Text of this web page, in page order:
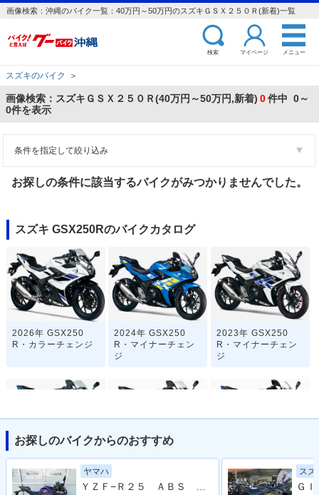
画像検索：沖縄のバイク一覧：40万円～50万円のスズキＧＳＸ２５０Ｒ(新着)一覧
検索 マイページ メニュー
スズキのバイク ＞
画像検索：スズキＧＳＸ２５０Ｒ(40万円～50万円,新着) 0件中 0～
0件を表示
条件を指定して絞り込み
お探しの条件に該当するバイクがみつかりませんでした。
スズキ GSX250Rのバイクカタログ
2026年 GSX250
R・カラーチェンジ
2024年 GSX250
R・マイナーチェン
ジ
2023年 GSX250
R・マイナーチェン
ジ
2021年 GSX250R A
BS・追加
R・カラーチェンジ
お探しのバイクからのおすすめ
ヤマハ
ＹＺＦ−Ｒ２５ ＡＢＳ ２０２３年モデル ＲＧ７４Ｊ ＷＲ’Ｓマフラー
スズ